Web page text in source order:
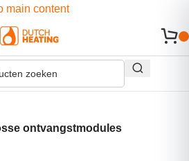
main content
ontvangstmodules